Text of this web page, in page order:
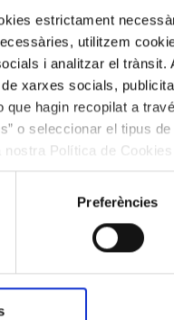
estrictament
utilitzem
i analitzar el
xarxes socials,
que hagin recopilat a
o seleccionar el tipus
Política de Cookies
Preferències